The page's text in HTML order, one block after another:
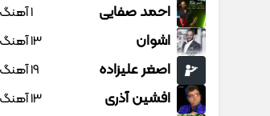
احمد صفایی 1 آهنگ
اشوان 13 آهنگ
اصغر علیزاده 19 آهنگ
افشین آذری 13 آهنگ